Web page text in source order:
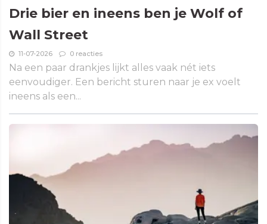
Drie bier en ineens ben je Wolf of
Wall Street
11-07-2026 0 reacties
Na een paar drankjes lijkt alles vaak nét iets
eenvoudiger. Een bericht sturen naar je ex voelt
ineens als een...